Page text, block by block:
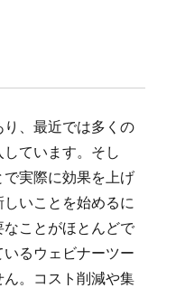
、最近では多くの
ています。そし
実際に効果を上げ
いことを始めるに
ことがほとんどで
るウェビナーツー
。コスト削減や集